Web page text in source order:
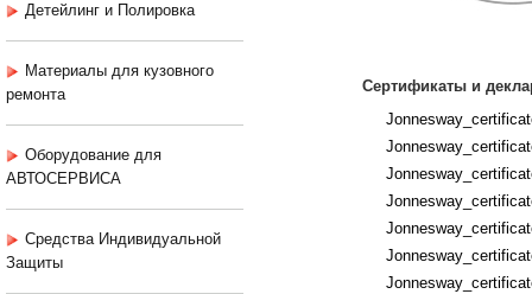
Детейлинг и Полировка
Материалы для кузовного
ремонта
Оборудование для
АВТОСЕРВИСА
Средства Индивидуальной
Защиты
Сертификаты и